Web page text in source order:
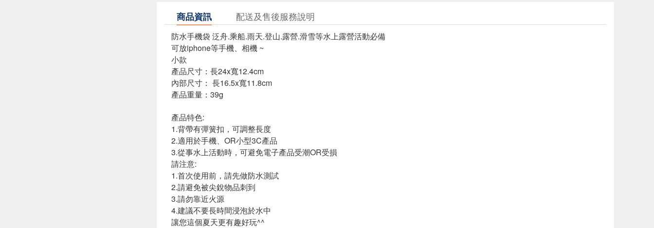
商品資訊 配送及售後服務說明
防水手機袋 泛舟.乘船.雨天.登山.露營.滑雪等水上露營活動必備
可放iphone等手機、相機 ~
小款
產品尺寸：長24x寬12.4cm
內部尺寸： 長16.5x寬11.8cm
產品重量：39g
產品特色:
1.背帶有彈簧扣，可調整長度
2.適用於手機、OR小型3C產品
3.從事水上活動時，可避免電子產品受潮OR受損
請注意:
1.首次使用前，請先做防水測試
2.請避免被尖銳物品刺到
3.請勿靠近火源
4.建議不要長時間浸泡於水中
讓您這個夏天更有趣好玩^^